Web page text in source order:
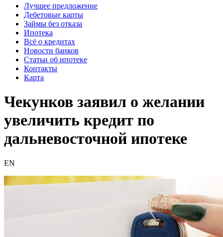
Меню Лучшее предложение
Дебетовые карты
Займы без отказа
Ипотека
Всё о кредитах
Новости банков
Статьи об ипотеке
Контакты
Карта
Чекунков заявил о желании
увеличить кредит по
дальневосточной ипотеке
EN